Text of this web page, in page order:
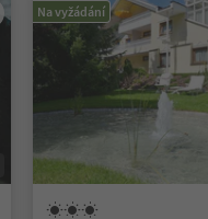
Na vyžádání